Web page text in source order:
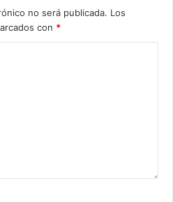
no será publicada. Los
con *